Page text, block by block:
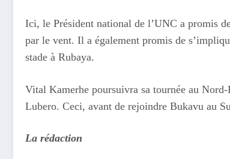
Ici, le Président national de l’UNC a promis
par le vent. Il a également promis de
stade à Rubaya.
Vital Kamerhe poursuivra sa tournée au
Lubero. Ceci, avant de rejoindre Bukavu au
La rédaction